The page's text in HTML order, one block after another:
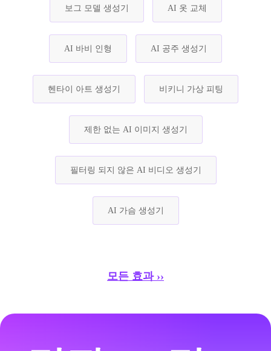
보그 모델 생성기 AI 옷 교체
AI 바비 인형 AI 공주 생성기
헨타이 아트 생성기 비키니 가상 피팅
제한 없는 AI 이미지 생성기
필터링 되지 않은 AI 비디오 생성기
AI 가슴 생성기
모든 효과 ››